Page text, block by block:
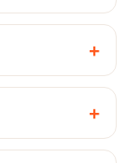
+
+